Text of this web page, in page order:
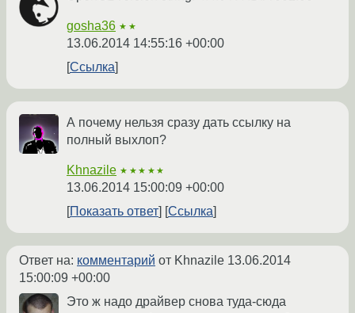
gosha36 ★★
13.06.2014 14:55:16 +00:00
Ссылка
А почему нельзя сразу дать ссылку на
полный выхлоп?
Khnazile ★★★★★
13.06.2014 15:00:09 +00:00
Показать ответ
Ссылка
Ответ на: комментарий от Khnazile 13.06.2014
15:00:09 +00:00
Это ж надо драйвер снова туда-сюда